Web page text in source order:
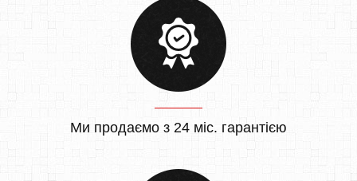
Ми продаємо з 24 міс. гарантією